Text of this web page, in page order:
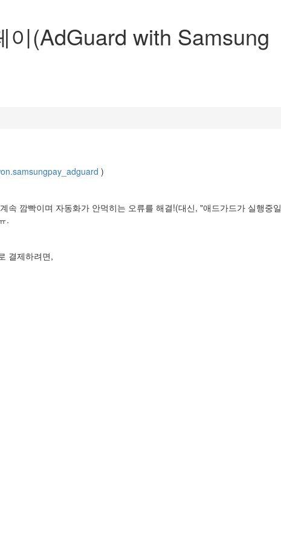
(AdGuard with Samsung
)
깜빡이며 자동화가 안먹히는 오류를 해결!(대신, "애드가드가 실행중일
.
결제하려면,